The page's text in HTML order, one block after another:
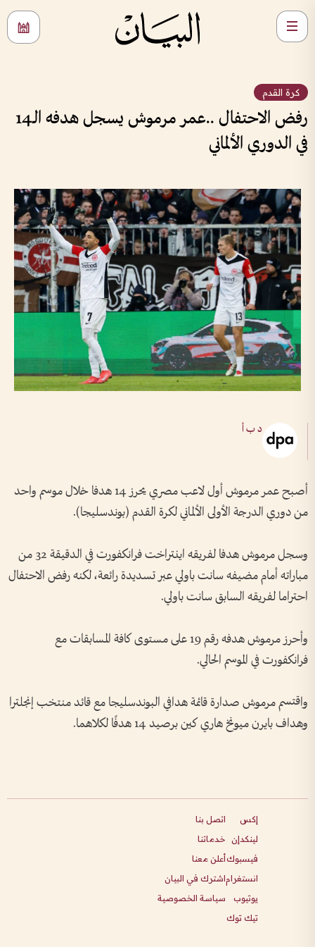
كرة القدم
رفض الاحتفال ..عمر مرموش يسجل هدفه الـ14
في الدوري الألماني
د ب أ
أصبح عمر مرموش أول لاعب مصري يحرز 14 هدفا خلال موسم واحد
من دوري الدرجة الأولى الألماني لكرة القدم (بوندسليجا).
وسجل مرموش هدفا لفريقه اينتراخت فرانكفورت في الدقيقة 32 من
مباراته أمام مضيفه سانت باولي عبر تسديدة رائعة، لكنه رفض الاحتفال
احتراما لفريقه السابق سانت باولي.
وأحرز مرموش هدفه رقم 19 على مستوى كافة المسابقات مع
فرانكفورت في الموسم الحالي.
واقتسم مرموش صدارة قائمة هدافي البوندسليجا مع قائد منتخب إنجلترا
وهداف بايرن ميونخ هاري كين برصيد 14 هدفًا لكلاهما.
إكس
لينكدإن
فيسبوك
انستغرام
يوتيوب
تيك توك
اتصل بنا
خدماتنا
أعلن معنا
اشترك في البيان
سياسة الخصوصية